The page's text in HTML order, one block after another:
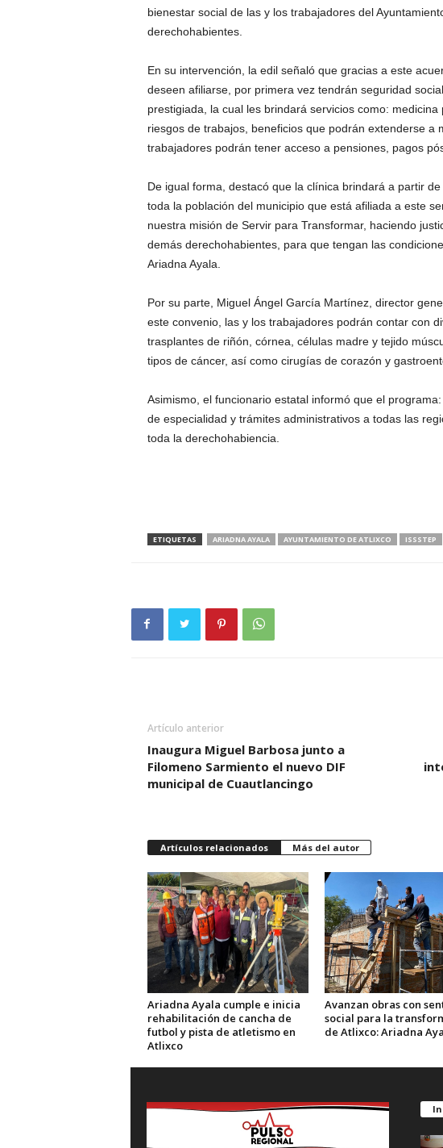
bienestar social de las y los trabajadores del
derechohabientes.
En su intervención, la edil señaló que gracias a este
deseen afiliarse, por primera vez tendrán seguridad
prestigiada, la cual les brindará servicios como:
riesgos de trabajos, beneficios que podrán extenderse a
trabajadores podrán tener acceso a pensiones, pagos
De igual forma, destacó que la clínica brindará a partir
toda la población del municipio que está afiliada a este
nuestra misión de Servir para Transformar, haciendo
demás derechohabientes, para que tengan las
Ariadna Ayala.
Por su parte, Miguel Ángel García Martínez, director
este convenio, las y los trabajadores podrán contar con
trasplantes de riñón, córnea, células madre y tejido
tipos de cáncer, así como cirugías de corazón y
Asimismo, el funcionario estatal informó que el
de especialidad y trámites administrativos a todas las
toda la derechohabiencia.
ETIQUETAS ARIADNA AYALA AYUNTAMIENTO DE ATLIXCO ISSSTEP
Artículo anterior
Inaugura Miguel Barbosa junto a
Filomeno Sarmiento el nuevo DIF
municipal de Cuautlancingo
Artículos relacionados Más del autor
Ariadna Ayala cumple e inicia
rehabilitación de cancha de
futbol y pista de atletismo en
Atlixco
Avanzan obras con
social para la
de Atlixco: Ariadna